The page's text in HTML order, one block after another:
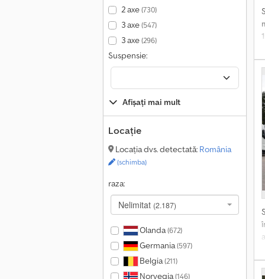
2 axe(730)
3 axe(547)
3 axe(296)
Suspensie:
Afișați mai mult
Locație
Locația dvs. detectată: România
(schimba)
raza:
Nelimitat (2.187)
Olanda(672)
Germania(597)
Belgia(211)
Norvegia(146)